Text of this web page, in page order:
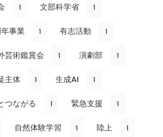
1 文部科学省 1
事業 1 有志活動 1
芸術鑑賞会 1 演劇部 1
主体 1 生成AI 1
つながる 1 緊急支援 1
自然体験学習 1 陸上 1